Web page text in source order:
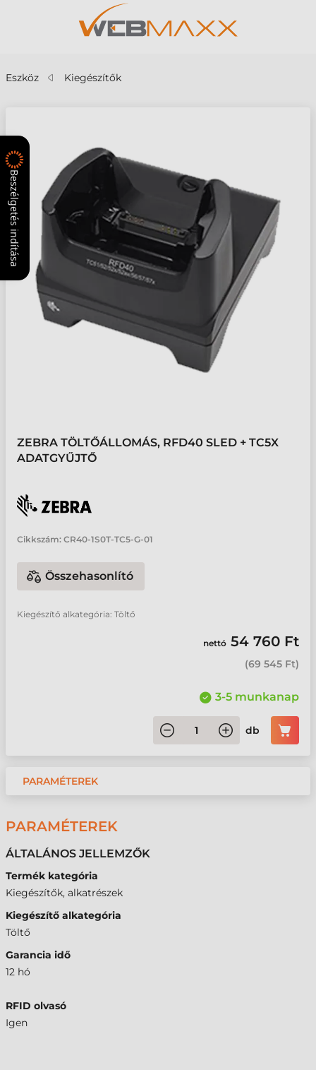
Eszköz Kiegészítők
ZEBRA TÖLTŐÁLLOMÁS, RFD40 SLED + TC5X
ADATGYŰJTŐ
Cikkszám: CR40-1S0T-TC5-G-01
Összehasonlító
Kiegészítő alkategória: Töltő
nettó 54 760 Ft
(69 545 Ft)
3-5 munkanap
db
PARAMÉTEREK
PARAMÉTEREK
ÁLTALÁNOS JELLEMZŐK
Termék kategória
Kiegészítők, alkatrészek
Kiegészítő alkategória
Töltő
Garancia idő
12 hó
RFID olvasó
Igen
Beszélgetés indítása